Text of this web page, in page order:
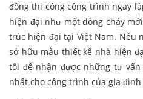
đồng thi công công trình ngay
hiện đại như một dòng chảy
trúc hiện đại tại Việt Nam. Nếu
sở hữu mẫu thiết kế nhà hiện
tôi để nhận được những tư
nhất cho công trình của gia đình